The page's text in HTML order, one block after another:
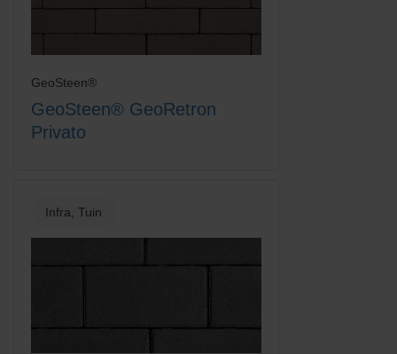
GeoSteen®
GeoSteen® GeoRetron
Privato
Infra, Tuin